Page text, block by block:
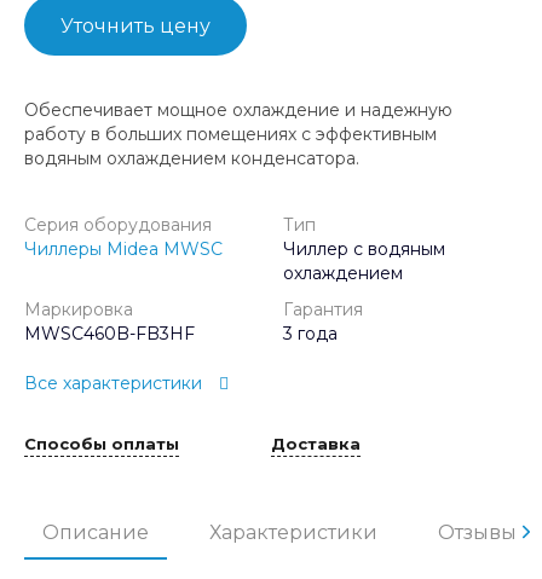
Уточнить цену
Обеспечивает мощное охлаждение и надежную
работу в больших помещениях с эффективным
водяным охлаждением конденсатора.
Серия оборудования
Чиллеры Midea MWSC
Тип
Чиллер с водяным
охлаждением
Маркировка
MWSC460B-FB3HF
Гарантия
3 года
Все характеристики
Способы оплаты Доставка
Описание Характеристики Отзывы